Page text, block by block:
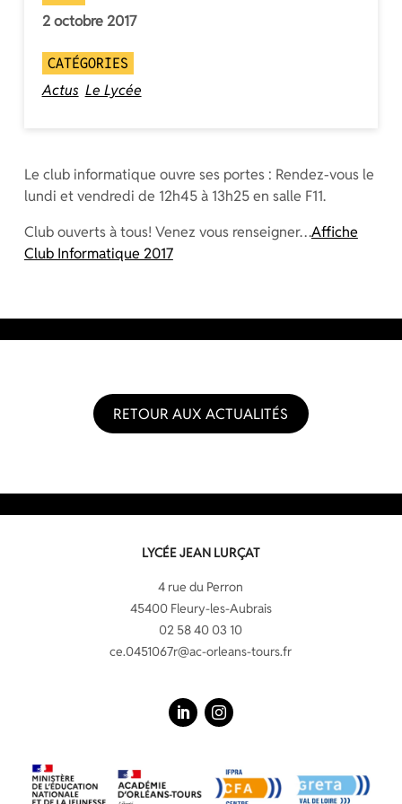
2 octobre 2017
CATÉGORIES
Actus Le Lycée
Le club informatique ouvre ses portes : Rendez-vous le
lundi et vendredi de 12h45 à 13h25 en salle F11.
Club ouverts à tous! Venez vous renseigner…Affiche
Club Informatique 2017
RETOUR AUX ACTUALITÉS
LYCÉE JEAN LURÇAT
4 rue du Perron
45400 Fleury-les-Aubrais
02 58 40 03 10
ce.0451067r@ac-orleans-tours.fr